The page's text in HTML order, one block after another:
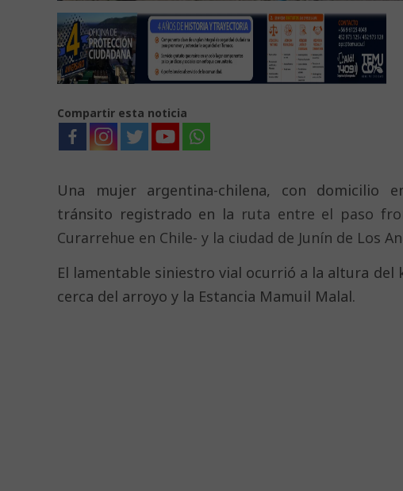
Compartir esta noticia
Una mujer argentina-chilena, con domicilio
tránsito registrado en la ruta entre el paso
Curarrehue en Chile- y la ciudad de Junín de Los
El lamentable siniestro vial ocurrió a la altura
cerca del arroyo y la Estancia Mamuil Malal.